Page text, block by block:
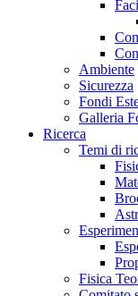
Ambiente
Sicurezza
Fondi
Galleria
Ricerca
Temi di
Fisica